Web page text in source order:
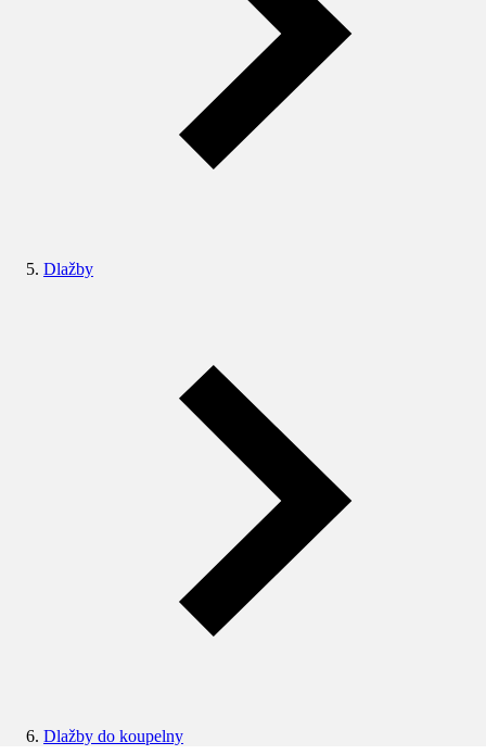
Dlažby
Dlažby do koupelny